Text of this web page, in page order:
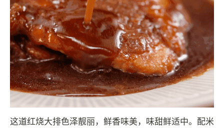
这道红烧大排色泽靓丽，鲜香味美，味甜鲜适中。配米